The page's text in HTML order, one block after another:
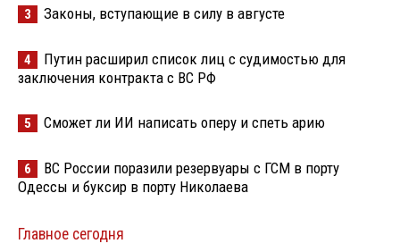
3 Законы, вступающие в силу в августе
4
Путин расширил список лиц с судимостью для
заключения контракта с ВС РФ
5 Сможет ли ИИ написать оперу и спеть арию
6
ВС России поразили резервуары с ГСМ в порту
Одессы и буксир в порту Николаева
Главное сегодня